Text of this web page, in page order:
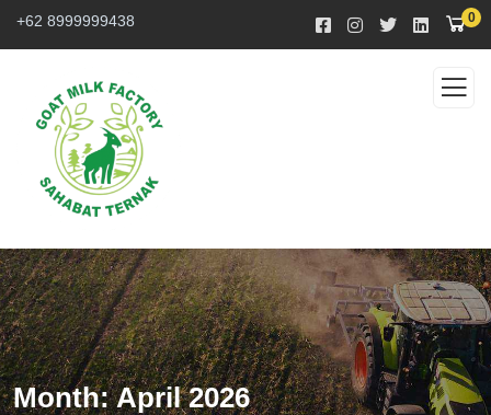
+62 8999999438 0
Month:April 2026